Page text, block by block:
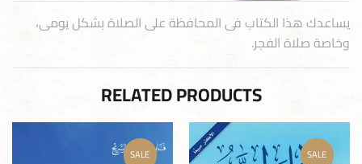
يساعدك هذا الكتاب فى المحافظة على الصلاة بشكل يومى،
وخاصة صلاة الفجر.
RELATED PRODUCTS
SALE
SALE